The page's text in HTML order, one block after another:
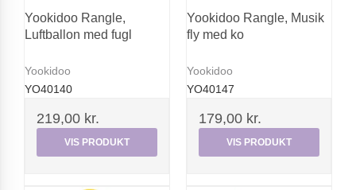
Yookidoo Rangle,
Luftballon med fugl
Yookidoo
YO40140
219,00 kr.
VIS PRODUKT
Yookidoo Rangle, Musik
fly med ko
Yookidoo
YO40147
179,00 kr.
VIS PRODUKT